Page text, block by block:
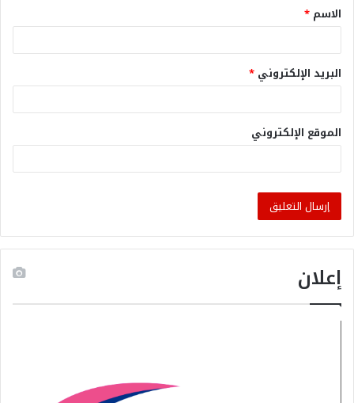
الاسم *
البريد الإلكتروني *
الموقع الإلكتروني
إعلان